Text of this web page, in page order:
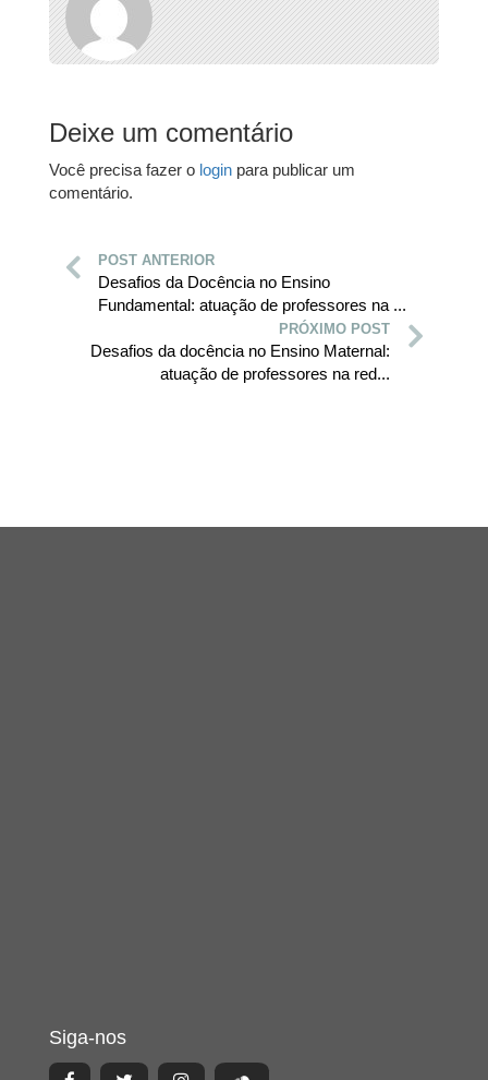
Deixe um comentário
Você precisa fazer o login para publicar um
comentário.
POST ANTERIOR
Desafios da Docência no Ensino
Fundamental: atuação de professores na ...
PRÓXIMO POST
Desafios da docência no Ensino Maternal:
atuação de professores na red...
Siga-nos